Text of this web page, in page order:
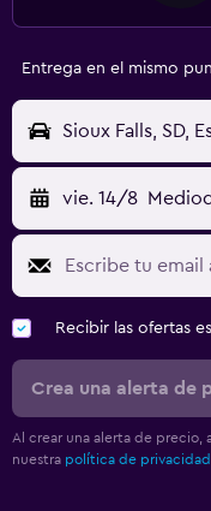
Entrega en el mismo
vie. 14/8
Recibir las ofertas
Crea una alerta de
Al crear una alerta de precio,
nuestra política de